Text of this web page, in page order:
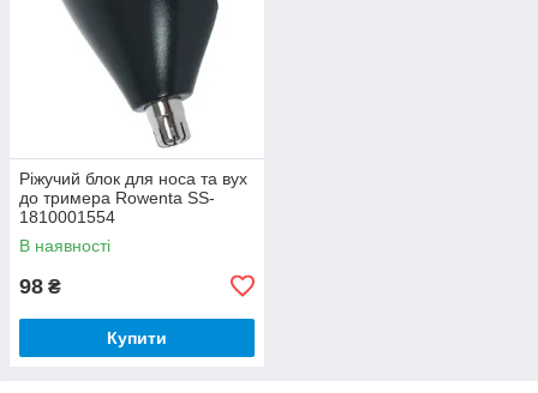
Ріжучий блок для носа та вух
до тримера Rowenta SS-
1810001554
В наявності
98 ₴
Купити